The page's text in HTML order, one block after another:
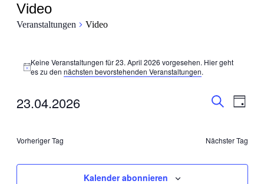
Video
Veranstaltungen Video
für
April
Hinweis
Keine Veranstaltungen für 23. April 2026 vorgesehen. Hier geht
es zu den nächsten bevorstehenden Veranstaltungen.
Tag
23.04.2026
Vorheriger Tag
Nächster Tag
Kalender abonnieren